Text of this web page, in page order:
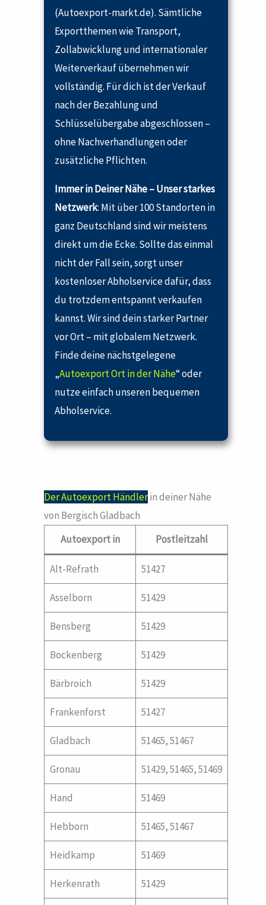
(Autoexport-markt.de). Sämtliche
Exportthemen wie Transport,
Zollabwicklung und internationaler
Weiterverkauf übernehmen wir
vollständig. Für dich ist der Verkauf
nach der Bezahlung und
Schlüsselübergabe abgeschlossen –
ohne Nachverhandlungen oder
zusätzliche Pflichten.
Immer in Deiner Nähe – Unser starkes
Netzwerk: Mit über 100 Standorten in
ganz Deutschland sind wir meistens
direkt um die Ecke. Sollte das einmal
nicht der Fall sein, sorgt unser
kostenloser Abholservice dafür, dass
du trotzdem entspannt verkaufen
kannst. Wir sind dein starker Partner
vor Ort – mit globalem Netzwerk.
Finde deine nächstgelegene
„Autoexport Ort in der Nähe“ oder
nutze einfach unseren bequemen
Abholservice.
Der Autoexport Händlerin deiner Nähe
von Bergisch Gladbach
Autoexport in
Postleitzahl
Alt-Refrath 51427
Asselborn 51429
Bensberg 51429
Bockenberg 51429
Bärbroich 51429
Frankenforst 51427
Gladbach 51465, 51467
Gronau 51429, 51465, 51469
Hand 51469
Hebborn 51465, 51467
Heidkamp 51469
Herkenrath 51429